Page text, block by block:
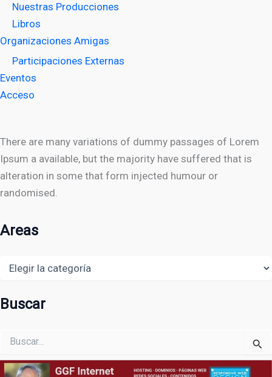
Nuestras Producciones
Libros
Organizaciones Amigas
Participaciones Externas
Eventos
Acceso
There are many variations of dummy passages of Lorem
Ipsum a available, but the majority have suffered that is
alteration in some that form injected humour or
randomised.
Areas
Buscar
por: